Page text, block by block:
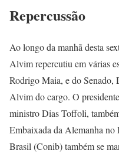
Repercussão
Ao longo da manhã desta
Alvim repercutiu em várias
Rodrigo Maia, e do Senado,
Alvim do cargo. O
ministro Dias Toffoli,
Embaixada da Alemanha no
Brasil (Conib) também se